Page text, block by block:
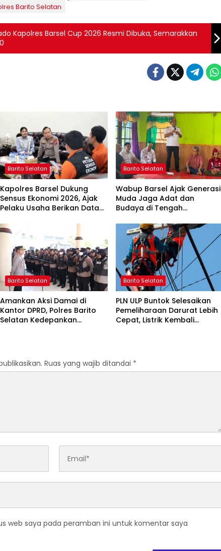
Barito Selatan
Kapolres Barsel Cup 2026 Resmi Dibuka, Semarakkan
Barito Selatan
Kapolres Barsel Dukung
Sensus Ekonomi 2026, Ajak
Pelaku Usaha Berikan Data
Barito Selatan
Wabup Barsel Ajak Generasi
Muda Jaga Adat dan
Budaya di Tengah
Barito Selatan
Amankan Aksi Damai di
Kantor DPRD, Polres Barito
Selatan Kedepankan
Barito Selatan
PLN ULP Buntok Selesaikan
Pemeliharaan Darurat Lebih
Cepat, Listrik Kembali
Ruas yang wajib ditandai *
web saya pada peramban ini untuk komentar saya